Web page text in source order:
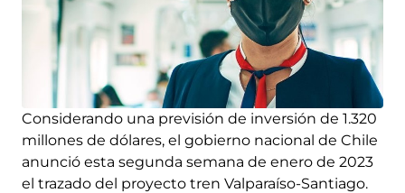
Considerando una previsión de inversión de 1.320
millones de dólares, el gobierno nacional de Chile
anunció esta segunda semana de enero de 2023
el trazado del proyecto tren Valparaíso-Santiago.